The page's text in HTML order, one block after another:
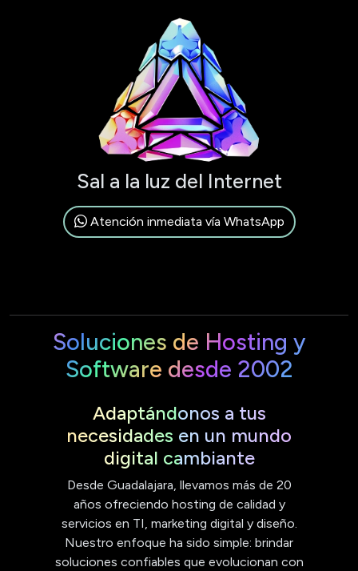
Sal a la luz del Internet
Atención inmediata vía WhatsApp
Soluciones de Hosting y
Software desde 2002
Adaptándonos a tus
necesidades en un mundo
digital cambiante
Desde Guadalajara, llevamos más de 20
años ofreciendo hosting de calidad y
servicios en TI, marketing digital y diseño.
Nuestro enfoque ha sido simple: brindar
soluciones confiables que evolucionan con